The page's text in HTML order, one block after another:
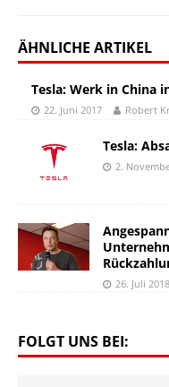
ÄHNLICHE ARTIKEL
Tesla: Werk in China
22. Juni 2017 Robert
Tesla:
2.
26. Juli 2018
FOLGT UNS BEI: